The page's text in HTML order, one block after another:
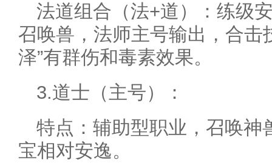
法道组合（法+道）：练级
召唤兽，法师主号输出，合击
泽”有群伤和毒素效果。
3.道士（主号）：
特点：辅助型职业，召唤神
宝相对安逸。